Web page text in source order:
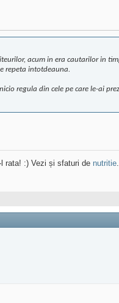
acum in era cautarilor in
repeta intotdeauna.
regula din cele pe care le-ai
rata! :) Vezi și sfaturi de nutritie.